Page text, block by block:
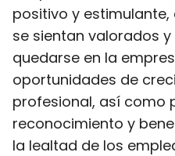
positivo y
se sientan valorados
quedarse en la
oportunidades de
profesional, así como
reconocimiento y
la lealtad de los